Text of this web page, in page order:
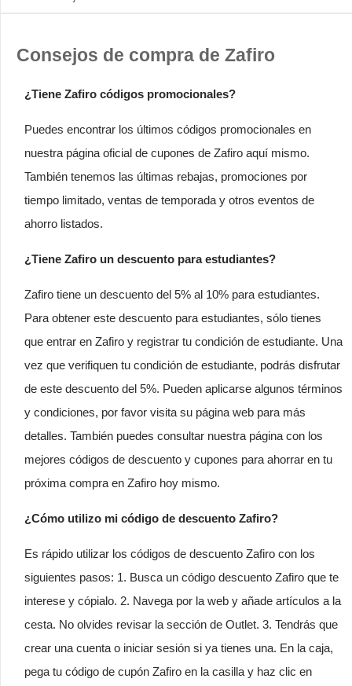
Consejos de compra de Zafiro
¿Tiene Zafiro códigos promocionales?
Puedes encontrar los últimos códigos promocionales en
nuestra página oficial de cupones de Zafiro aquí mismo.
También tenemos las últimas rebajas, promociones por
tiempo limitado, ventas de temporada y otros eventos de
ahorro listados.
¿Tiene Zafiro un descuento para estudiantes?
Zafiro tiene un descuento del 5% al 10% para estudiantes.
Para obtener este descuento para estudiantes, sólo tienes
que entrar en Zafiro y registrar tu condición de estudiante. Una
vez que verifiquen tu condición de estudiante, podrás disfrutar
de este descuento del 5%. Pueden aplicarse algunos términos
y condiciones, por favor visita su página web para más
detalles. También puedes consultar nuestra página con los
mejores códigos de descuento y cupones para ahorrar en tu
próxima compra en Zafiro hoy mismo.
¿Cómo utilizo mi código de descuento Zafiro?
Es rápido utilizar los códigos de descuento Zafiro con los
siguientes pasos: 1. Busca un código descuento Zafiro que te
interese y cópialo. 2. Navega por la web y añade artículos a la
cesta. No olvides revisar la sección de Outlet. 3. Tendrás que
crear una cuenta o iniciar sesión si ya tienes una. En la caja,
pega tu código de cupón Zafiro en la casilla y haz clic en